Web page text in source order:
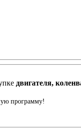
двигателя,
программу!